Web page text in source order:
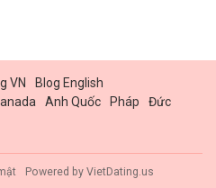
VN
Blog English
Anh Quốc Pháp
Đức
Powered by VietDating.us